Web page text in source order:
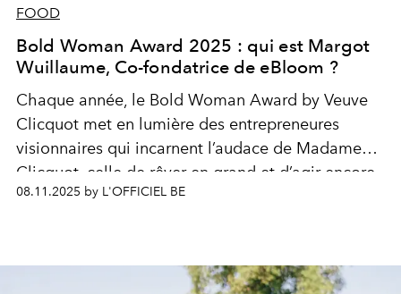
FOOD
Bold Woman Award 2025 : qui est Margot
Wuillaume, Co-fondatrice de eBloom ?
Chaque année, le Bold Woman Award by Veuve
Clicquot met en lumière des entrepreneures
visionnaires qui incarnent l’audace de Madame
Clicquot, celle de rêver en grand et d’agir encore
plus fort. Cette semaine, découvrez chaque jour
08.11.2025 by L'OFFICIEL BE